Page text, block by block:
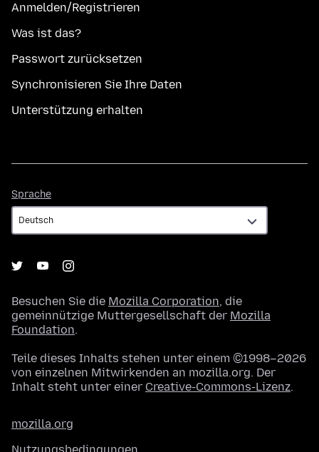
Anmelden/Registrieren
Was ist das?
Passwort zurücksetzen
Synchronisieren Sie Ihre Daten
Unterstützung erhalten
Sprache
Besuchen Sie die Mozilla Corporation, die
gemeinnützige Muttergesellschaft der Mozilla
Foundation.
Teile dieses Inhalts stehen unter einem ©1998–2026
von einzelnen Mitwirkenden an mozilla.org. Der
Inhalt steht unter einer Creative-Commons-Lizenz.
mozilla.org